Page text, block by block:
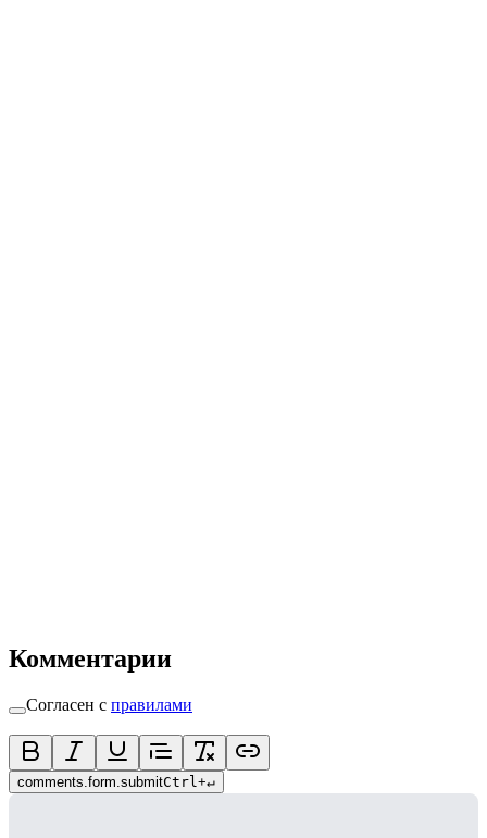
Комментарии
Согласен с правилами
comments.form.submitCtrl+↵